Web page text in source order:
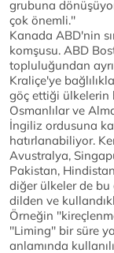
grubuna
çok önemli.''
Kanada ABD'nin
komşusu. ABD
topluluğundan
Kraliçe'ye
göç ettiği ülkelerin
Osmanlılar ve
İngiliz ordusuna
hatırlanabiliyor.
Avustralya,
Pakistan,
diğer ülkeler de bu
dilden ve
Örneğin
''Liming'' bir süre
anlamında